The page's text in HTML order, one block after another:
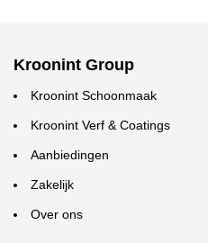
Kroonint Group
Kroonint Schoonmaak
Kroonint Verf & Coatings
Aanbiedingen
Zakelijk
Over ons